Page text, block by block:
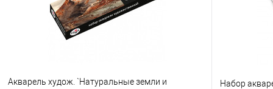
Акварель худож. `Натуральные земли и
Набор